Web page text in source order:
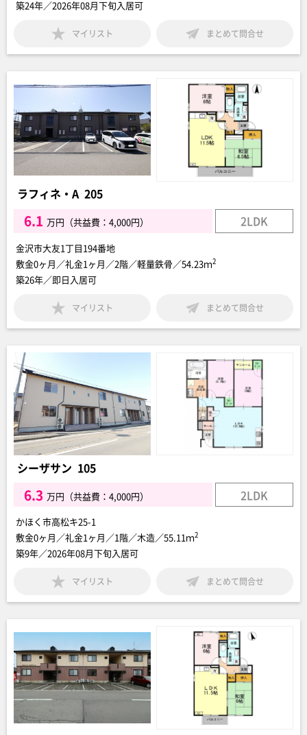
築24年／2026年08月下旬入居可
マイリスト まとめて問合せ
ラフィネ・A 205
6.1 万円（共益費：4,000円） 2LDK
金沢市大友1丁目194番地
敷金0ヶ月／礼金1ヶ月／2階／軽量鉄骨／54.23ｍ2
築26年／即日入居可
マイリスト まとめて問合せ
シーザサン 105
6.3 万円（共益費：4,000円） 2LDK
かほく市高松キ25-1
敷金0ヶ月／礼金1ヶ月／1階／木造／55.11ｍ2
築9年／2026年08月下旬入居可
マイリスト まとめて問合せ